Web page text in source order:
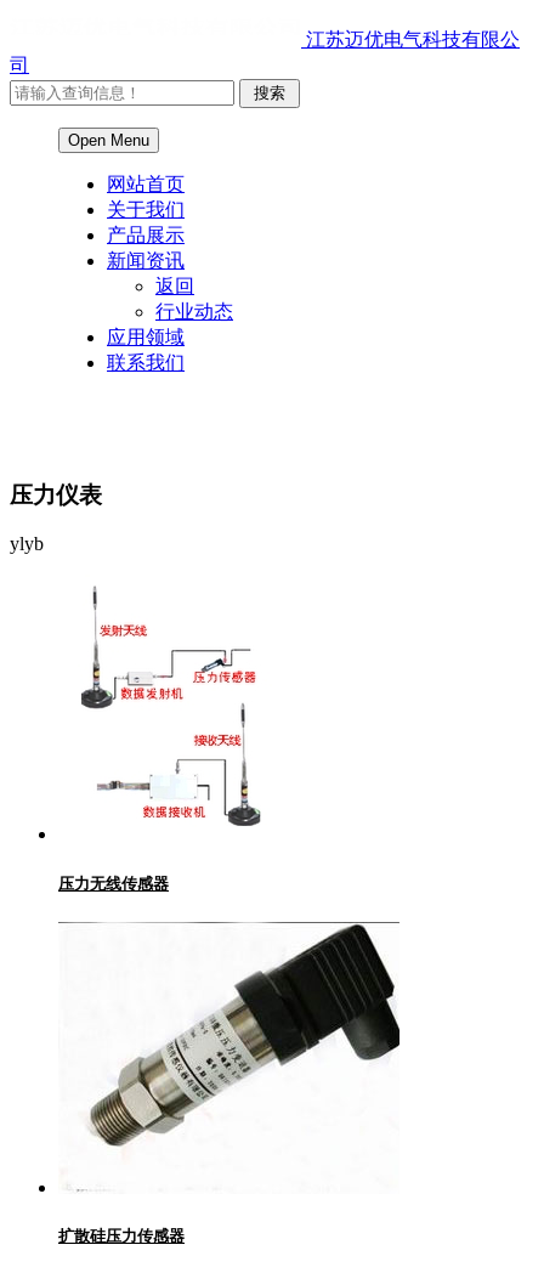
江苏迈优电气科技有限公
司
Open Menu
网站首页
关于我们
产品展示
新闻资讯
返回
行业动态
应用领域
联系我们
压力仪表
ylyb
压力无线传感器
扩散硅压力传感器